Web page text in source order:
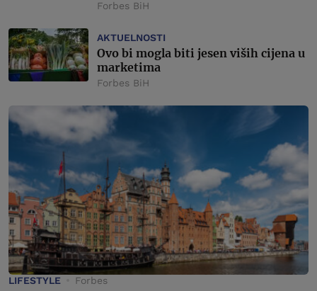
Forbes BiH
AKTUELNOSTI
Ovo bi mogla biti jesen viših cijena u
marketima
Forbes BiH
LIFESTYLE Forbes